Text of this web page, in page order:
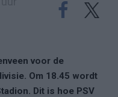
voor de
Om 18.45 wordt
Dit is hoe PSV